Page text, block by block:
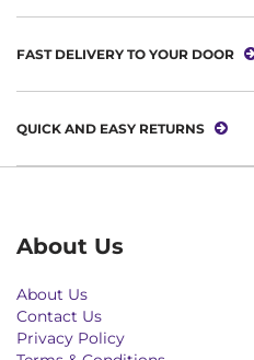
FAST DELIVERY TO YOUR DOOR
QUICK AND EASY RETURNS
About Us
About Us
Contact Us
Privacy Policy